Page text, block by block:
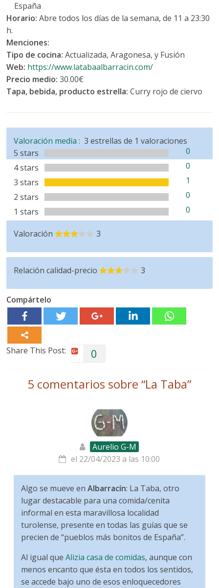
España
Horario:Abre todos los días de la semana, de 11 a 23:30
h.
Menciones:
Tipo de cocina:Actualizada, Aragonesa, y Fusión
Web: https://www.latabaalbarracin.com/
Precio medio:30.00€
Tapa, bebida, producto estrella:Curry rojo de ciervo
Valoración media :
5 stars
0
4 stars
0
3 stars
1
2 stars
0
1 stars
0
3 estrellas de 1 valoraciones
Valoración 3
Relación calidad-precio 3
Compártelo
Share This Post: 0
5 comentarios sobre “La Taba”
Aurelio G-M
el 22/04/2023 a las 10:00
Algo se mueve enAlbarracín: La Taba, otro
lugar destacable para una comida/cenita
informal en esta maravillosa localidad
turolense, presente en todas las guías que se
precien de “pueblos más bonitos de España”.
Al igual queAlizia casa de comidas, aunque con
menos encanto que ésta en todos los sentidos,
se accede bajo uno de esos enloquecedores